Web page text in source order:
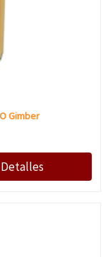
Gimber